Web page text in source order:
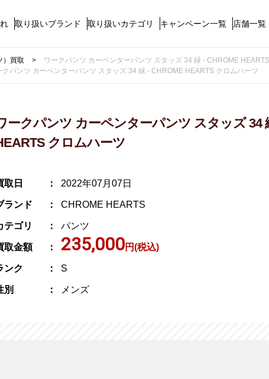
取り扱いブランド 取り扱いカテゴリ キャンペーン一覧 店舗一覧
）買取
ワークパンツ カーペンターパンツ スタッズ 34 緑 - CHROME
クパンツ カーペンターパンツ スタッズ 34 緑 - CHROME HEARTS クロムハーツ
ークパンツ カーペンターパンツ スタッズ 34
クロムハーツ
取日 2022年07月07日
ランド CHROME HEARTS
テゴリ パンツ
取金額 235,000円(税込)
ンク S
別 メンズ